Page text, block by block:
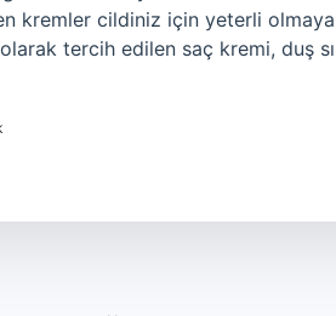
kremler cildiniz için yeterli
tercih edilen saç kremi, duş